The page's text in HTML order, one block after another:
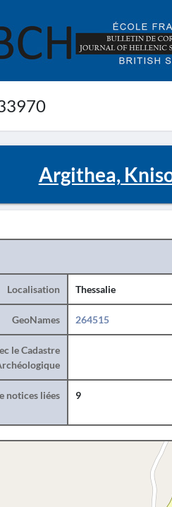
Argithea,
Localisation Thessalie
GeoNames 264515
le Cadastre
notices liées 9